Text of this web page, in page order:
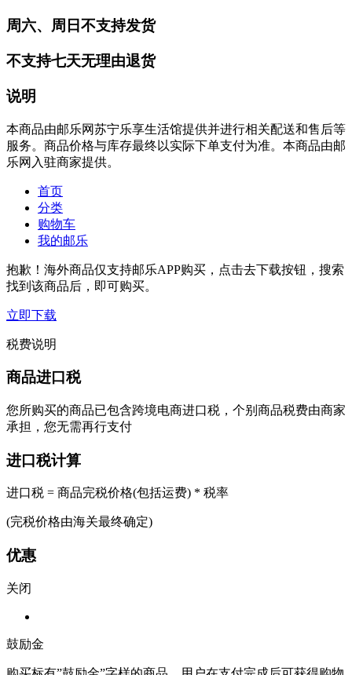
周六、周日不支持发货
不支持七天无理由退货
说明
本商品由邮乐网苏宁乐享生活馆提供并进行相关配送和售后等
服务。商品价格与库存最终以实际下单支付为准。本商品由邮
乐网入驻商家提供。
首页
分类
购物车
我的邮乐
抱歉！海外商品仅支持邮乐APP购买，点击去下载按钮，搜索
找到该商品后，即可购买。
立即下载
税费说明
商品进口税
您所购买的商品已包含跨境电商进口税，个别商品税费由商家
承担，您无需再行支付
进口税计算
进口税 = 商品完税价格(包括运费) * 税率
(完税价格由海关最终确定)
优惠
关闭
鼓励金